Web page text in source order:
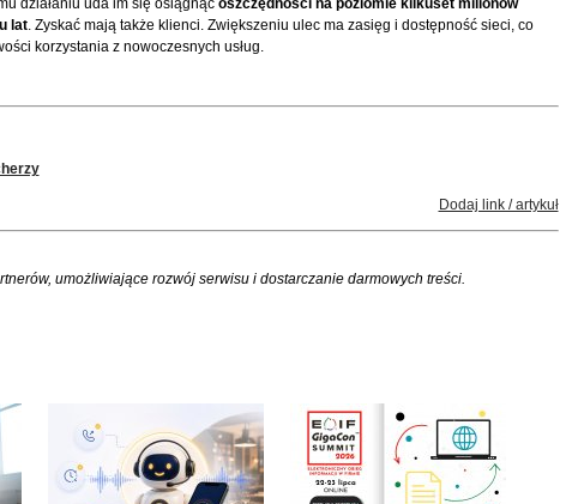
działaniu uda im się osiągnąć oszczędności na poziomie kilkuset milionów
lat. Zyskać mają także klienci. Zwiększeniu ulec ma zasięg i dostępność sieci, co
korzystania z nowoczesnych usług.
Dodaj link / artykuł
umożliwiające rozwój serwisu i dostarczanie darmowych treści.